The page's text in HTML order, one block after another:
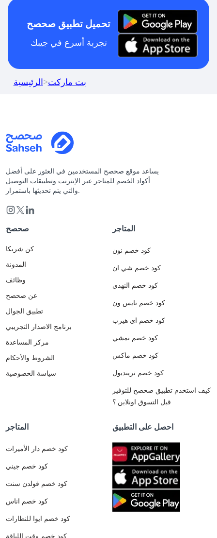
تحميل تطبيق صحصح
تجربة أسرع في جيبك
الرئيسية>بت ماركت
يساعد موقع صحصح المستخدمين في العثور على أفضل
أكواد الخصم للمتاجر عبر الإنترنت وتطبيقات التوصيل
والتي يتم تحديثها باستمرار.
صحصح
كن شريكا
المدونة
وظائف
عن صحصح
تطبيق الجوال
برنامج الاصدار التجريبي
مركز المساعدة
الشروط والأحكام
سياسة الخصوصية
المتاجر
كود خصم نون
كود خصم شي ان
كود خصم النهدي
كود خصم نايس ون
كود خصم اي هيرب
كود خصم نمشي
كود خصم ماكس
كود خصم ترينديول
كيف استخدم تطبيق صحصح للتوفير
قبل التسوق اونلاين ؟
المتاجر
كود خصم دار الأميرات
كود خصم جيني
كود خصم قولدن سنت
كود خصم اناس
كود خصم ايوا للنظارات
كود خصم وقت اللياقة
احصل على التطبيق